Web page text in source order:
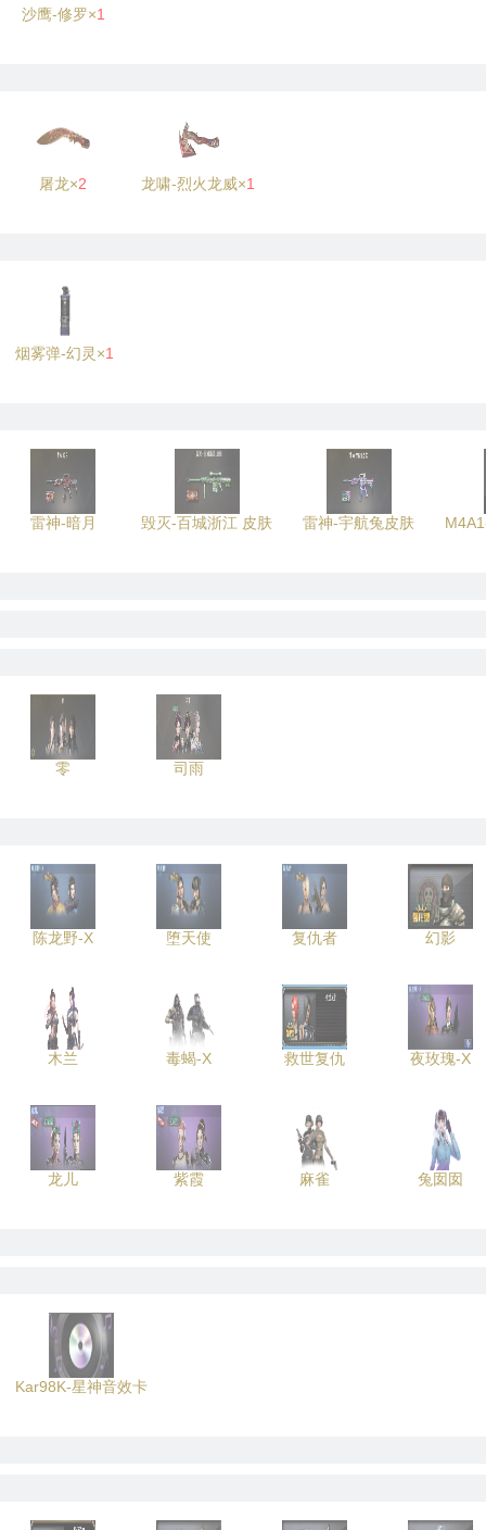
沙鹰-修罗×1
屠龙×2 龙啸-烈火龙威×1
烟雾弹-幻灵×1
雷神-暗月 毁灭-百城浙江 皮肤 雷神-宇航兔皮肤
零 司雨
陈龙野-X 堕天使 复仇者 幻影
木兰 毒蝎-X 救世复仇 夜玫瑰-X
龙儿 紫霞 麻雀 兔囡囡
Kar98K-星神音效卡